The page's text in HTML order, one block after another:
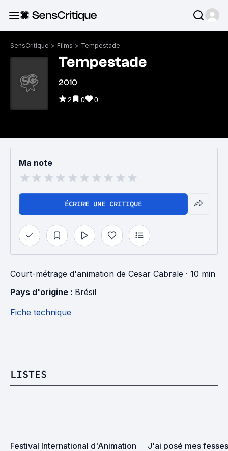
SensCritique > Films > Tempestade
Tempestade
2010
2 0 0
Ma note
ÉCRIRE UNE CRITIQUE
Court-métrage d'animation de Cesar Cabrale · 10 min
Pays d'origine : Brésil
Fiche technique
LISTES
Festival International d'Animation
J'ai posé mes